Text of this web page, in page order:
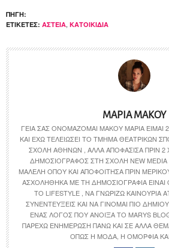
ΠΗΓΉ:
ΕΤΙΚΈΤΕΣ: ΑΣΤΕΊΑ, ΚΑΤΟΙΚΊΔΙΑ
ΜΑΡΊΑ ΜΆΚΟΥ
ΓΕΙΑ ΣΑΣ ΟΝΟΜΆΖΟΜΑΙ ΜΆΚΟΥ ΜΑΡΊΑ ΕΊΜΑΙ
ΚΑΙ ΈΧΩ ΤΕΛΕΙΏΣΕΙ ΤΟ ΤΜΉΜΑ ΘΕΑΤΡΙΚΏΝ
ΣΧΟΛΉ ΑΘΗΝΏΝ , ΑΛΛΆ ΑΠΟΦΆΣΙΣΑ ΠΡΙΝ
ΔΗΜΟΣΙΟΓΡΆΦΟΣ ΣΤΗ ΣΧΟΛΉ NEW MEDIA
ΜΑΛΈΛΗ ΌΠΟΥ ΚΑΙ ΑΠΟΦΟΊΤΗΣΑ ΠΡΙΝ
ΑΣΧΟΛΉΘΗΚΑ ΜΕ ΤΗ ΔΗΜΟΣΙΟΓΡΑΦΊΑ ΕΊΝΑΙ
ΤΟ LIFESTYLE , ΝΑ ΓΝΩΡΊΖΩ ΚΑΙΝΟΎΡΙΑ
ΣΥΝΕΝΤΕΎΞΕΙΣ ΚΑΙ ΝΑ ΓΊΝΟΜΑΙ ΠΙΟ
ΈΝΑΣ ΛΌΓΟΣ ΠΟΥ ΆΝΟΙΞΑ ΤΟ MARYS
ΠΑΡΈΧΩ ΕΝΗΜΈΡΩΣΗ ΠΆΝΩ ΚΑΙ ΣΕ ΆΛΛΑ
ΌΠΩΣ Η ΜΌΔΑ, Η ΟΜΟΡΦΙΆ ΚΑΙ